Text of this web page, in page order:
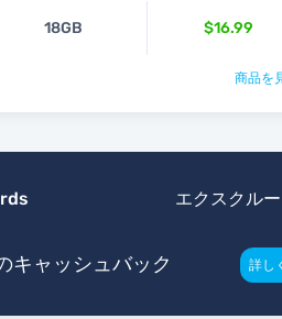
18GB $16.99
商品を
エクスクル
キャッシュバック 詳し